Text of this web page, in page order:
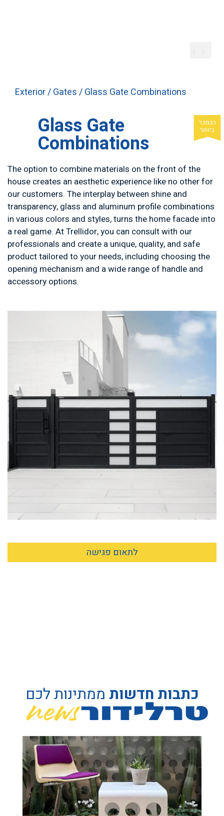
Exterior/Gates/ Glass Gate Combinations
Glass Gate
Combinations
The option to combine materials on the front of the
house creates an aesthetic experience like no other for
our customers. The interplay between shine and
transparency, glass and aluminum profile combinations
in various colors and styles, turns the home facade into
a real game. At Trellidor, you can consult with our
professionals and create a unique, quality, and safe
product tailored to your needs, including choosing the
opening mechanism and a wide range of handle and
accessory options.
לתאום פגישה
כתבות חדשות ממתינות לכם